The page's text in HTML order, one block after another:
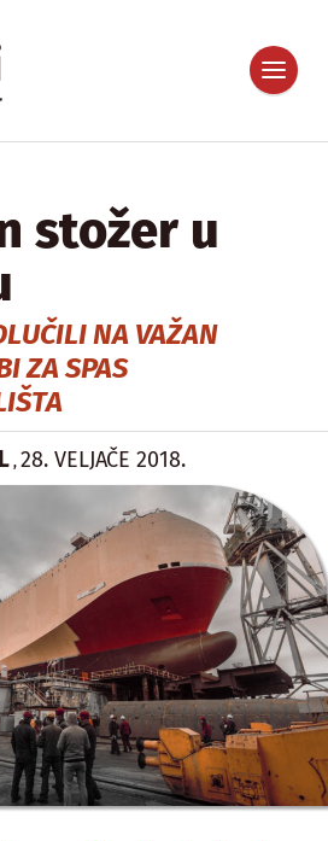
stožer u
NA VAŽAN
ZA SPAS
, 28. VELJAČE 2018.